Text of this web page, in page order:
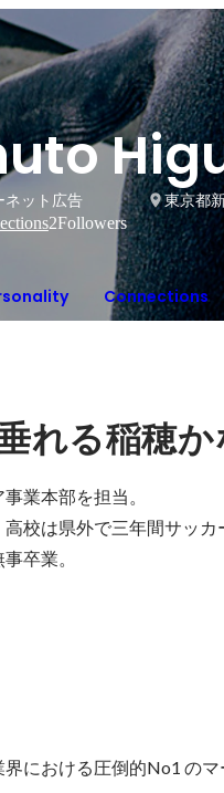
ネット広告
東京都
2Followers
Connections
れる稲穂か
業本部を担当。
校は県外で三年間サッカ
卒業。
における圧倒的No1 のマ